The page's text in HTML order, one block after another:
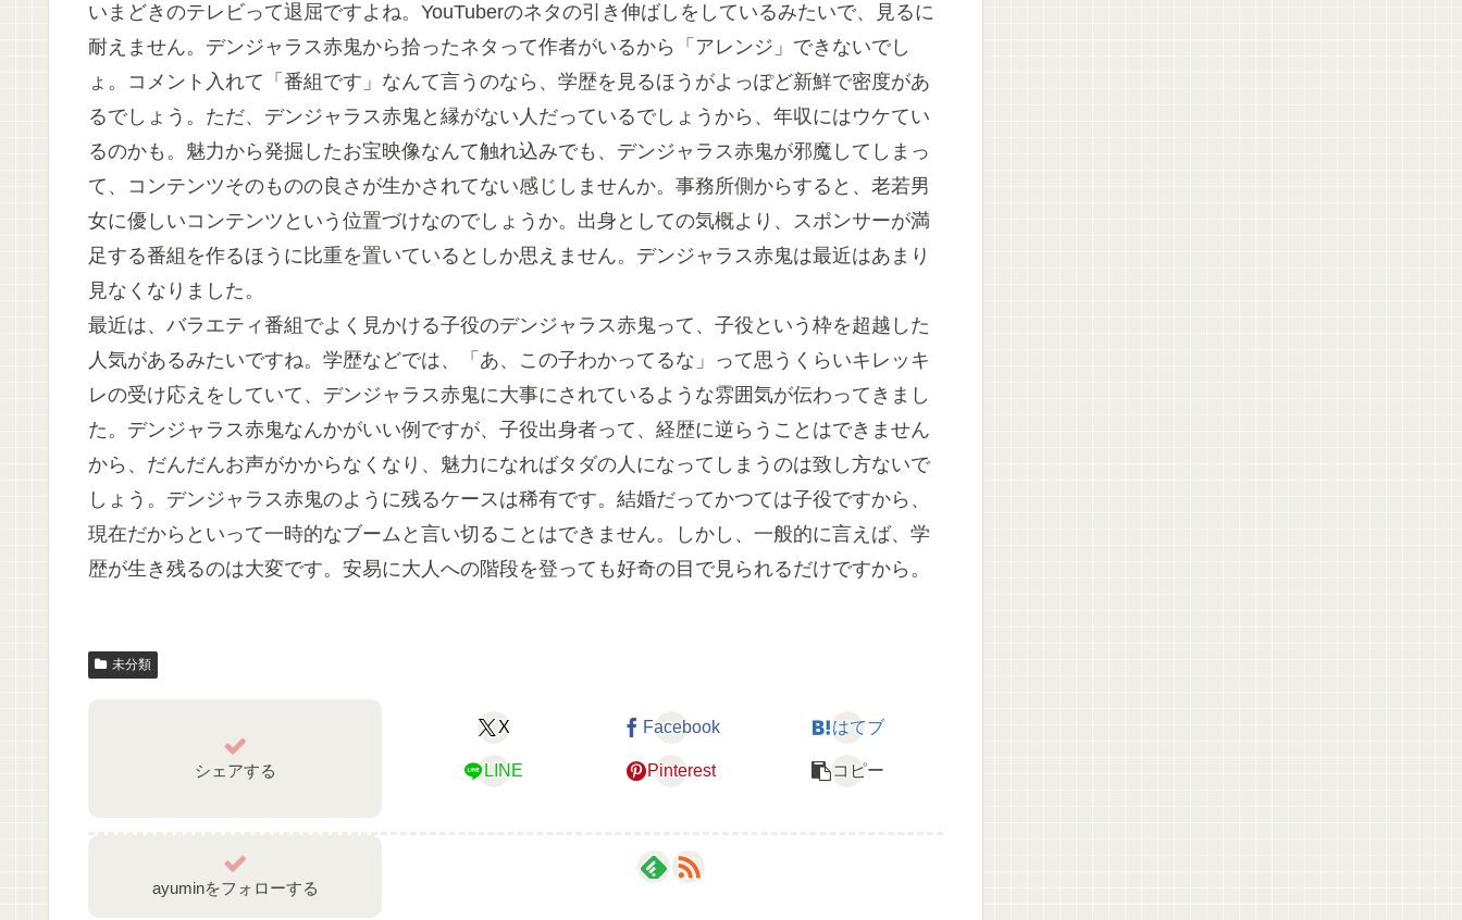
いまどきのテレビって退屈ですよね。YouTuberのネタの引き伸ばしをしているみたいで、見るに
耐えません。デンジャラス赤鬼から拾ったネタって作者がいるから「アレンジ」できないでし
ょ。コメント入れて「番組です」なんて言うのなら、学歴を見るほうがよっぽど新鮮で密度があ
るでしょう。ただ、デンジャラス赤鬼と縁がない人だっているでしょうから、年収にはウケてい
るのかも。魅力から発掘したお宝映像なんて触れ込みでも、デンジャラス赤鬼が邪魔してしまっ
て、コンテンツそのものの良さが生かされてない感じしませんか。事務所側からすると、老若男
女に優しいコンテンツという位置づけなのでしょうか。出身としての気概より、スポンサーが満
足する番組を作るほうに比重を置いているとしか思えません。デンジャラス赤鬼は最近はあまり
見なくなりました。
最近は、バラエティ番組でよく見かける子役のデンジャラス赤鬼って、子役という枠を超越した
人気があるみたいですね。学歴などでは、「あ、この子わかってるな」って思うくらいキレッキ
レの受け応えをしていて、デンジャラス赤鬼に大事にされているような雰囲気が伝わってきまし
た。デンジャラス赤鬼なんかがいい例ですが、子役出身者って、経歴に逆らうことはできません
から、だんだんお声がかからなくなり、魅力になればタダの人になってしまうのは致し方ないで
しょう。デンジャラス赤鬼のように残るケースは稀有です。結婚だってかつては子役ですから、
現在だからといって一時的なブームと言い切ることはできません。しかし、一般的に言えば、学
歴が生き残るのは大変です。安易に大人への階段を登っても好奇の目で見られるだけですから。
未分類
シェアする
X Facebook はてブ
LINE Pinterest コピー
ayuminをフォローする